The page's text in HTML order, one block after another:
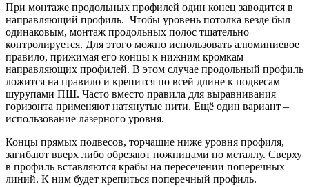
При монтаже продольных профилей один конец заводится в
направляющий профиль. Чтобы уровень потолка везде был
одинаковым, монтаж продольных полос тщательно
контролируется. Для этого можно использовать алюминиевое
правило, прижимая его концы к нижним кромкам
направляющих профилей. В этом случае продольный профиль
ложится на правило и крепится по всей длине к подвесам
шурупами ПШ. Часто вместо правила для выравнивания
горизонта применяют натянутые нити. Ещё один вариант –
использование лазерного уровня.
Концы прямых подвесов, торчащие ниже уровня профиля,
загибают вверх либо обрезают ножницами по металлу. Сверху
в профиль вставляются крабы на пересечении поперечных
линий. К ним будет крепиться поперечный профиль.